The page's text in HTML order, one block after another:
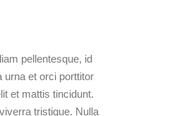
pellentesque, id
urna et orci porttitor
et mattis tincidunt.
tristique. Nulla